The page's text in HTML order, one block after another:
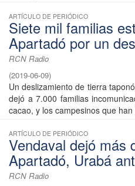
ARTÍCULO DE PERIÓDICO
Siete mil familias
Apartadó por un
RCN Radio
(2019-06-09)
Un deslizamiento de tierra
dejó a 7.000 familias
cacao, y los campesinos que
ARTÍCULO DE PERIÓDICO
Vendaval dejó más
Apartadó, Urabá
RCN Radio